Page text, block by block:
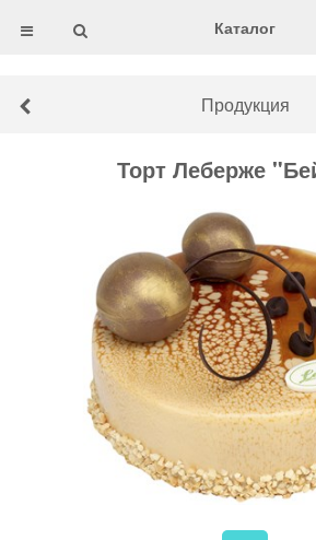
Каталог
Продукция
Торт Леберже